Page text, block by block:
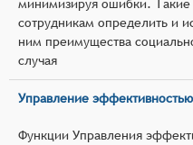
минимизируя ошибки. Такие
сотрудникам определить и
ним преимущества
случая
Управление
Функции Управления